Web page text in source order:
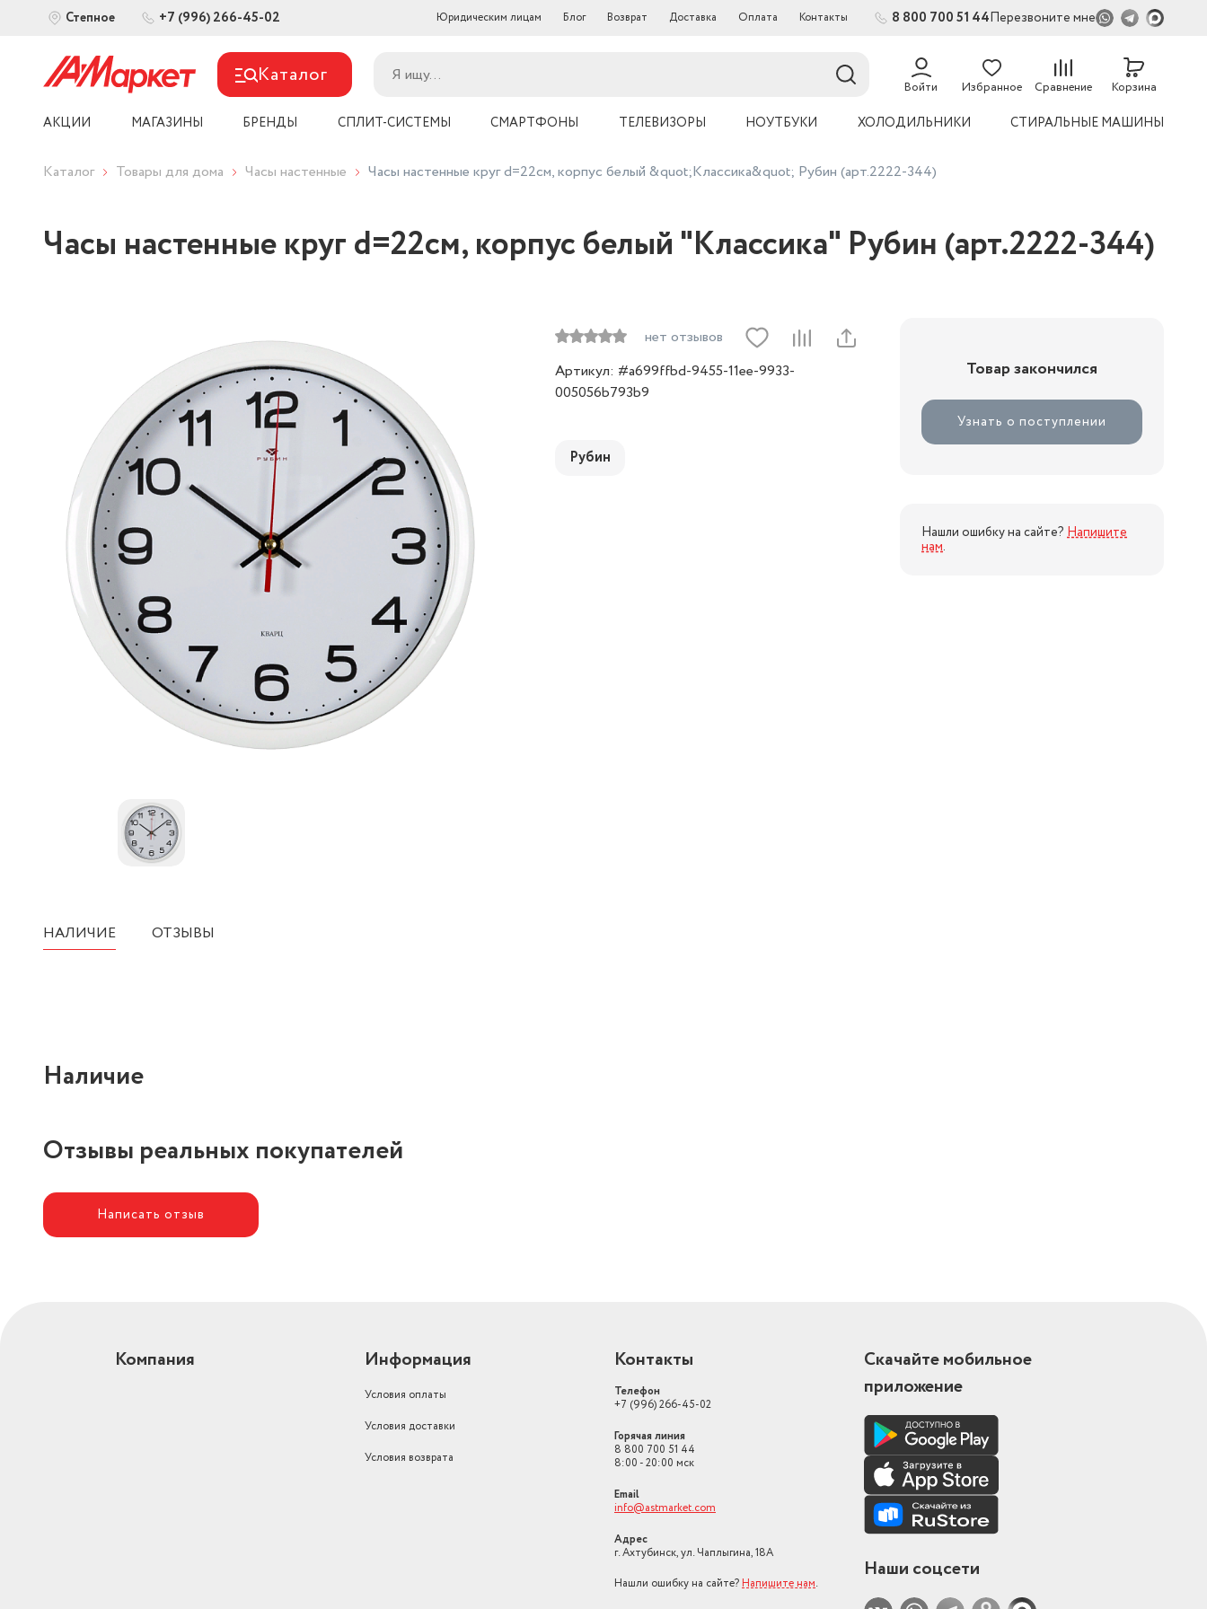
Степное +7 (996) 266-45-02 Юридическим лицам Блог Возврат Доставка Оплата Контакты 8 800 700 51 44Перезвоните мне
Каталог Войти Избранное Сравнение Корзина
АКЦИИ МАГАЗИНЫ БРЕНДЫ СПЛИТ-СИСТЕМЫ СМАРТФОНЫ ТЕЛЕВИЗОРЫ НОУТБУКИ ХОЛОДИЛЬНИКИ СТИРАЛЬНЫЕ МАШИНЫ
Каталог Товары для дома Часы настенные Часы настенные круг d=22см, корпус белый &quot;Классика&quot; Рубин (арт.2222-344)
Часы настенные круг d=22см, корпус белый "Классика" Рубин (арт.2222-344)
нет отзывов
Артикул: #a699ffbd-9455-11ee-9933-
005056b793b9
Рубин
Товар закончился
Узнать о поступлении
Нашли ошибку на сайте? Напишите
нам.
НАЛИЧИЕ ОТЗЫВЫ
Наличие
Отзывы реальных покупателей
Написать отзыв
Компания Информация
Условия оплаты
Условия доставки
Условия возврата
Контакты
Телефон
+7 (996) 266-45-02
Горячая линия
8 800 700 51 44
8:00 - 20:00 мск
Email
info@astmarket.com
Адрес
г. Ахтубинск, ул. Чаплыгина, 18А
Нашли ошибку на сайте? Напишите нам.
Скачайте мобильное
приложение
Наши соцсети